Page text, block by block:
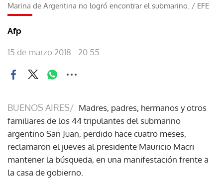
Marina de Argentina no logró encontrar el submarino. / EFE
Afp
15 de marzo 2018 - 20:55
BUENOS AIRES/ Madres, padres, hermanos y otros
familiares de los 44 tripulantes del submarino
argentino San Juan, perdido hace cuatro meses,
reclamaron el jueves al presidente Mauricio Macri
mantener la búsqueda, en una manifestación frente a
la casa de gobierno.